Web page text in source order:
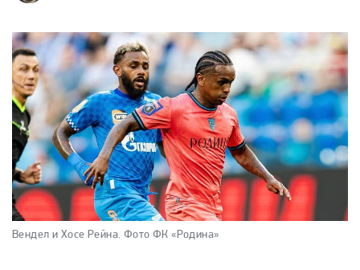
Вендел и Хосе Рейна. Фото ФК «Родина»